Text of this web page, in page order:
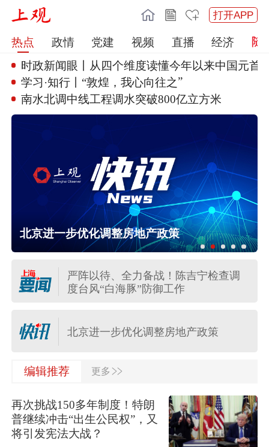
打开APP
热点 政情 党建 视频 直播
经济
时政新闻眼丨从四个维度读懂今年以来中国元首
学习·知行丨“敦煌，我心向往之”
南水北调中线工程调水突破800亿立方米
北京进一步优化调整房地产政策
严阵以待、全力备战！陈吉宁检查调
度台风“白海豚”防御工作
台湾发布台风“白海豚”海上警报
北京进一步优化调整房地产政策
四川宜宾市高县4.9级地震致1人死亡
日本民调显示近八成民众要求坚持“无
核三原则”，外交部：民心不可违
编辑推荐 更多 >>
再次挑战150多年制度！特朗
普继续冲击“出生公民权”，又
将引发宪法大战？